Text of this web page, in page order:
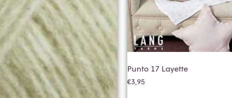
Punto 17 Layette
€3,95